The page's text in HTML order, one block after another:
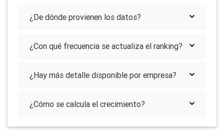
¿De dónde provienen los datos?
¿Con qué frecuencia se actualiza el ranking?
¿Hay más detalle disponible por empresa?
¿Cómo se calcula el crecimiento?